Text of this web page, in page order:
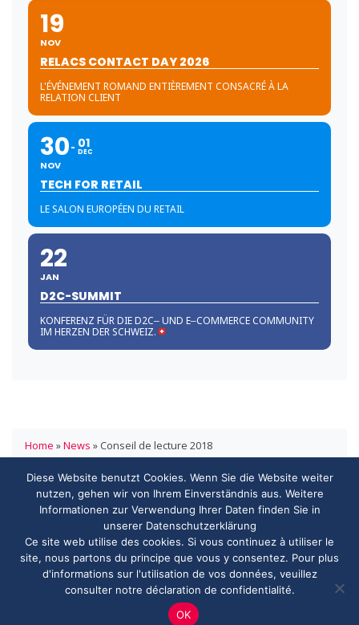
19
NOV
RELACS CONTACT DAY 2026
L'ÉVÉNEMENT ROMAND ENTIÈREMENT CONSACRÉ À LA
RELATION CLIENT
30
NOV
01
DEC
TECH FOR RETAIL
LE SALON EUROPÉEN DU RETAIL
22
JAN
D2C-SUMMIT
KONFERENZ FÜR DIE D2C‒ UND E‒COMMERCE COMMUNITY
IM HERZEN DER SCHWEIZ.
Home »News » Conseil de lecture 2018
HANDELSVERBAND.swiss
ASSOCIATION DE COMMERCE.swiss
info@handelsverband.swiss
© 2026 Copyright - HANDELSVERBAND.swiss
Diese Website benutzt Cookies. Wenn Sie die Website weiter
nutzen, gehen wir von Ihrem Einverständnis aus. Weitere
Informationen zur Verwendung Ihrer Daten finden Sie in
unserer Datenschutzerklärung
Ce site web utilise des cookies. Si vous continuez à utiliser le
site, nous partons du principe que vous y consentez. Pour plus
d'informations sur l'utilisation de vos données, veuillez
consulter notre déclaration de confidentialité.
OK